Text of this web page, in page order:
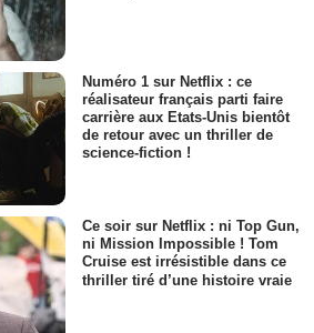
Numéro 1 sur Netflix : ce
réalisateur français parti faire
carrière aux Etats-Unis bientôt
de retour avec un thriller de
science-fiction !
Ce soir sur Netflix : ni Top Gun,
ni Mission Impossible ! Tom
Cruise est irrésistible dans ce
thriller tiré d’une histoire vraie